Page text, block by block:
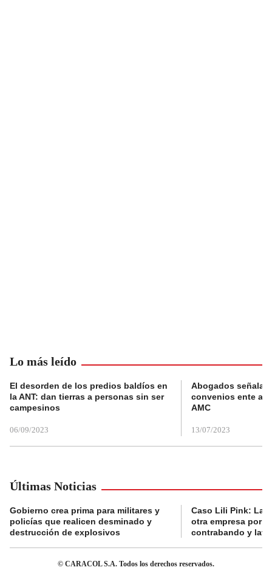
Lo más leído
El desorden de los predios baldíos en
la ANT: dan tierras a personas sin ser
campesinos
06/09/2023
Abogados
convenios ente
AMC
13/07/2023
Últimas Noticias
Gobierno crea prima para militares y
policías que realicen desminado y
destrucción de explosivos
Caso Lili Pink: La
otra empresa por
contrabando y
© CARACOL S.A. Todos los derechos reservados.